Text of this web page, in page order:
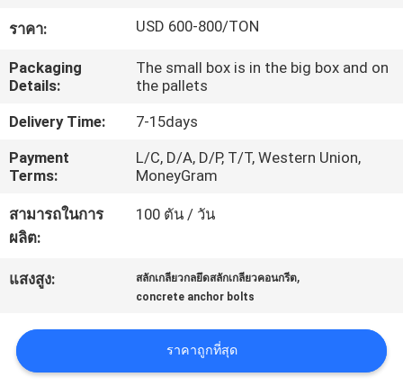
โรงงาน
ควบคุม
คุณภาพ
เรา
ใบ
ราคา: USD 600-800/TON
Packaging
Details:
The small box is in the big box and on
the pallets
Delivery Time:
7-15days
Payment
Terms:
L/C, D/A, D/P, T/T, Western Union,
MoneyGram
สามารถในการ
ผลิต:
100 ตัน / วัน
แสงสูง: สลักเกลียวกลยึดสลักเกลียวคอนกรีต,
concrete anchor bolts
ราคาถูกที่สุด